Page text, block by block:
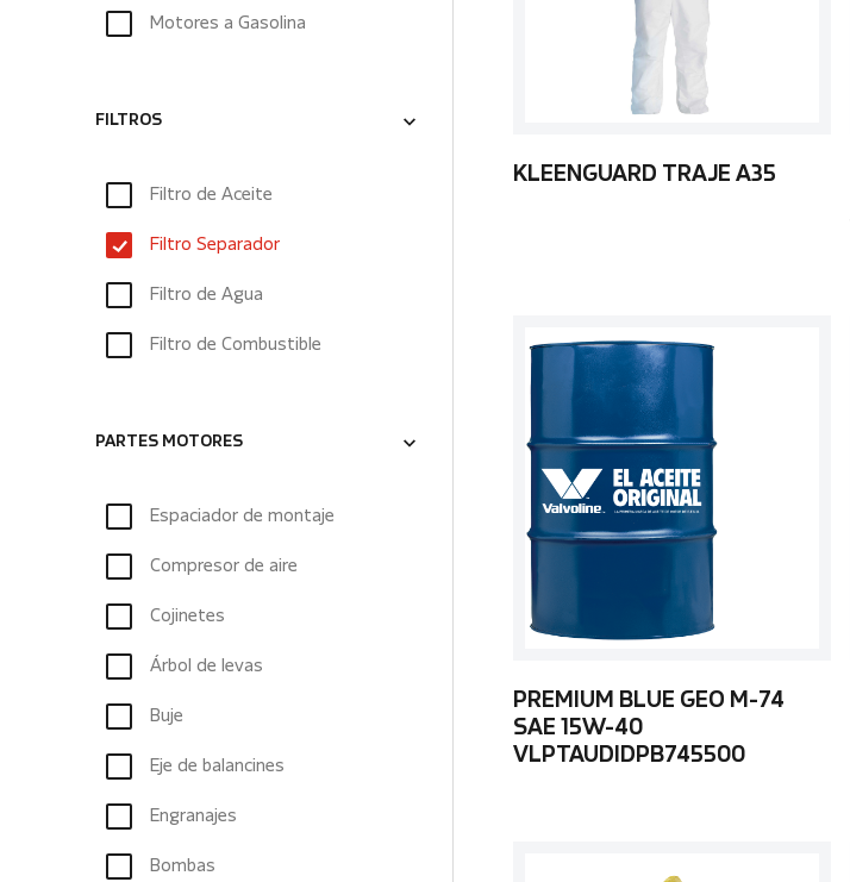
Motores a Gasolina
FILTROS
Filtro de Aceite
Filtro Separador
Filtro de Agua
Filtro de Combustible
PARTES MOTORES
Espaciador de montaje
Compresor de aire
Cojinetes
Árbol de levas
Buje
Eje de balancines
Engranajes
Bombas
KLEENGUARD TRAJE A35
PREMIUM BLUE GEO M-74
SAE 15W-40
VLPTAUDIDPB745500